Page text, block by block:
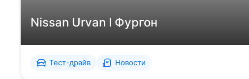
Nissan Urvan I Фургон
Тест-драйв Новости